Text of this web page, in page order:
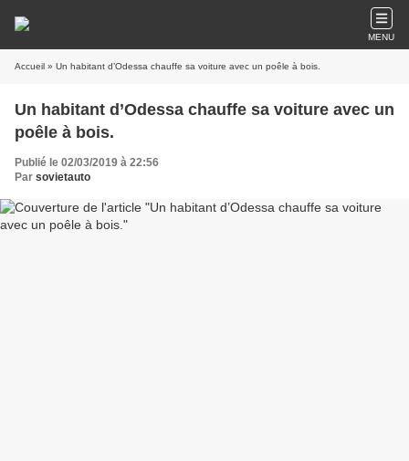
MENU
Accueil » Un habitant d’Odessa chauffe sa voiture avec un poêle à bois.
Un habitant d’Odessa chauffe sa voiture avec un
poêle à bois.
Publié le 02/03/2019 à 22:56
Par sovietauto